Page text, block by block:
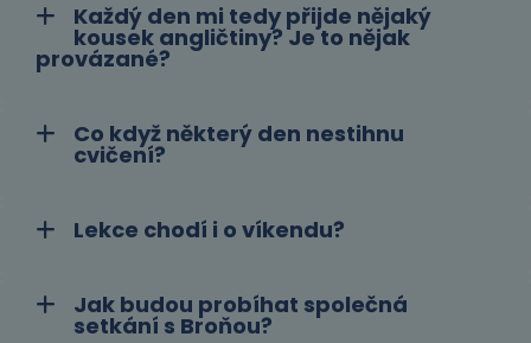
Každý den mi tedy přijde nějaký
kousek angličtiny? Je to nějak
provázané?
Co když některý den nestihnu
cvičení?
Lekce chodí i o víkendu?
Jak budou probíhat společná
setkání s Broňou?